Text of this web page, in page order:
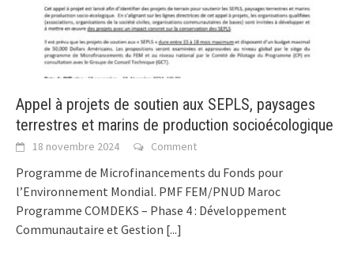
Appel à projets de soutien aux SEPLS, paysages
terrestres et marins de production socioécologique
18 novembre 2024 Comment
Programme de Microfinancements du Fonds pour
l’Environnement Mondial. PMF FEM/PNUD Maroc
Programme COMDEKS – Phase 4 : Développement
Communautaire et Gestion [...]